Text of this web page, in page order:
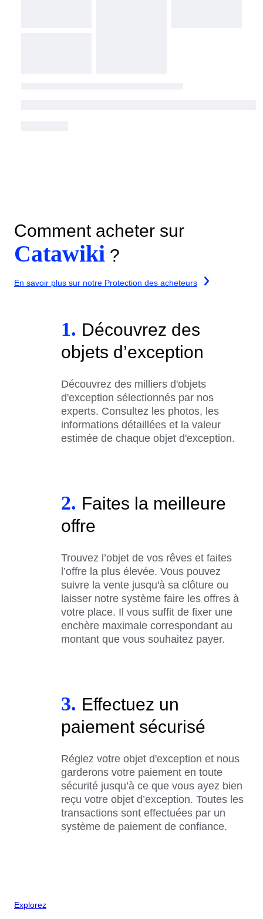
Comment acheter sur
Catawiki ?
En savoir plus sur notre Protection des acheteurs
1. Découvrez des
objets d’exception
Découvrez des milliers d'objets
d'exception sélectionnés par nos
experts. Consultez les photos, les
informations détaillées et la valeur
estimée de chaque objet d'exception.
2. Faites la meilleure
offre
Trouvez l’objet de vos rêves et faites
l’offre la plus élevée. Vous pouvez
suivre la vente jusqu'à sa clôture ou
laisser notre système faire les offres à
votre place. Il vous suffit de fixer une
enchère maximale correspondant au
montant que vous souhaitez payer.
3. Effectuez un
paiement sécurisé
Réglez votre objet d'exception et nous
garderons votre paiement en toute
sécurité jusqu’à ce que vous ayez bien
reçu votre objet d’exception. Toutes les
transactions sont effectuées par un
système de paiement de confiance.
Explorez